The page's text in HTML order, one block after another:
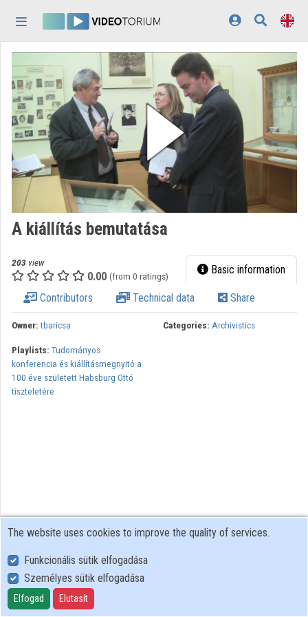
Log In
Discovery
Categories
Playlists
Organizations
Contributors
Appearance:
A kiállítás bemutatása
203 view
0.00 (from 0 ratings) Basic information
Contributors Technical data Share
Owner: tbaricsa Categories: Archivistics
Playlists: Tudományos
konferencia és kiállításmegnyitó a
100 éve született Habsburg Ottó
tiszteletére
User Policy
Adatkezelési tájékoztató (en)
Cookie Policy
The website uses cookies to improve the quality of services.
Funkcionális sütik elfogadása
Személyes sütik elfogadása
Elfogad Elutasít